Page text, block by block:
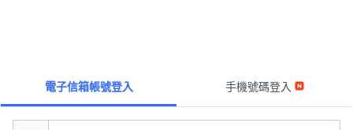
電子信箱帳號登入 手機號碼登入